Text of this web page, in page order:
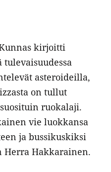
kirjoitti
tulevaisuudessa
asteroideilla,
on tullut
ruokalaji.
vie luokkansa
ja bussikuskiksi
Hakkarainen.